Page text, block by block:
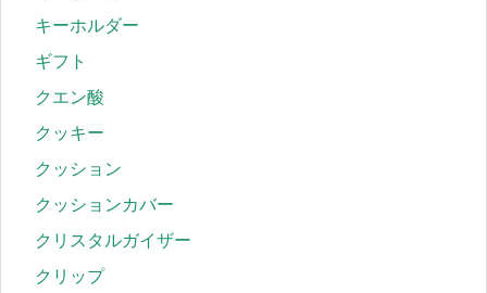
キーホルダー
ギフト
クエン酸
クッキー
クッション
クッションカバー
クリスタルガイザー
クリップ